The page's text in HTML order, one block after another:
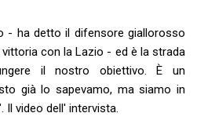
- ha detto il difensore giallorosso
con la Lazio - ed è la strada
il nostro obiettivo. È un
già lo sapevamo, ma siamo in
Il video dell' intervista.